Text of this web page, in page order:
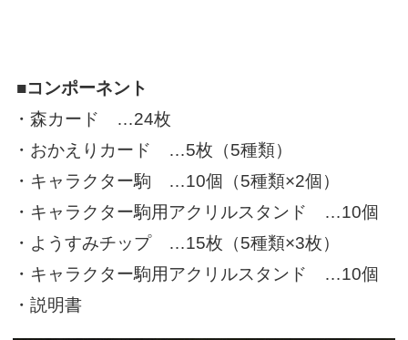
■コンポーネント
・森カード …24枚
・おかえりカード …5枚（5種類）
・キャラクター駒 …10個（5種類×2個）
・キャラクター駒用アクリルスタンド …10個
・ようすみチップ …15枚（5種類×3枚）
・キャラクター駒用アクリルスタンド …10個
・説明書